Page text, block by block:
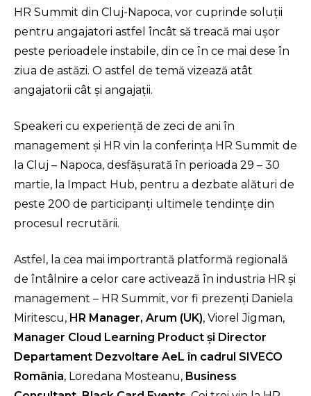
HR Summit din Cluj-Napoca, vor cuprinde soluţii
pentru angajatori astfel încât să treacă mai uşor
peste perioadele instabile, din ce în ce mai dese în
ziua de astăzi. O astfel de temă vizează atât
angajatorii cât și angajații.
Speakeri cu experienţă de zeci de ani în
management şi HR vin la conferinţa HR Summit de
la Cluj – Napoca, desfăşurată în perioada 29 – 30
martie, la Impact Hub, pentru a dezbate alături de
peste 200 de participanţi ultimele tendinţe din
procesul recrutării.
Astfel, la cea mai importrantă platformă regională
de întâlnire a celor care activează în industria HR şi
management – HR Summit, vor fi prezenţi Daniela
Miritescu, HR Manager, Arum (UK), Viorel Jigman,
Manager Cloud Learning Product și Director
Departament Dezvoltare AeL în cadrul SIVECO
România, Loredana Mosteanu, Business